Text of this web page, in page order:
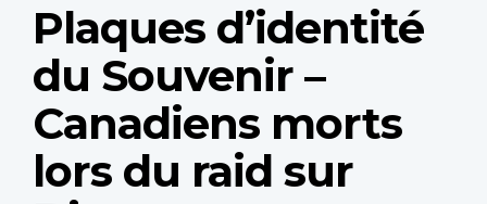
Plaques d’identité
du Souvenir –
Canadiens morts
lors du raid sur